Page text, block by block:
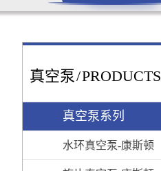
真空泵/PRODUCTS
真空泵系列
水环真空泵-康斯顿